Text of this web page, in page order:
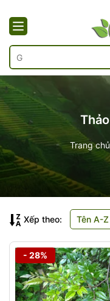
Trang chủ
Xếp theo: Tên A-Z
- 28%